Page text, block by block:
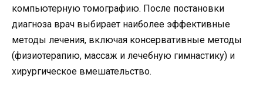
компьютерную томографию. После постановки
диагноза врач выбирает наиболее эффективные
методы лечения, включая консервативные методы
(физиотерапию, массаж и лечебную гимнастику) и
хирургическое вмешательство.